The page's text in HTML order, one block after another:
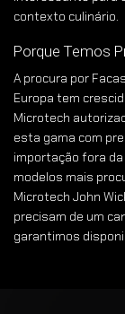
contexto culinário.
Porque Temos
A procura por
Europa tem
Microtech
esta gama com
importação fora da
modelos mais
Microtech John
precisam de um
garantimos